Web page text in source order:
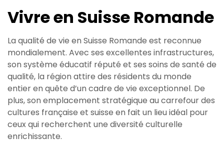
Vivre en Suisse Romande
La qualité de vie en Suisse Romande est reconnue
mondialement. Avec ses excellentes infrastructures,
son système éducatif réputé et ses soins de santé de
qualité, la région attire des résidents du monde
entier en quête d’un cadre de vie exceptionnel. De
plus, son emplacement stratégique au carrefour des
cultures française et suisse en fait un lieu idéal pour
ceux qui recherchent une diversité culturelle
enrichissante.